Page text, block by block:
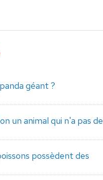
géant ?
un animal qui n'a pas de
possèdent des